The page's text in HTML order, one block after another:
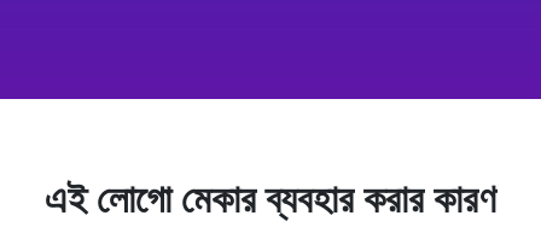
এই লোগো মেকার ব্যবহার করার কারণ